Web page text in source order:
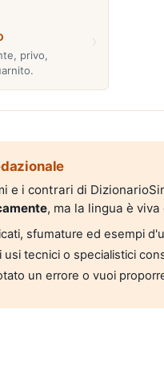
privo,
e i contrari di
, ma la lingua è
sfumature ed esempi
usi tecnici o specialistici
un errore o vuoi